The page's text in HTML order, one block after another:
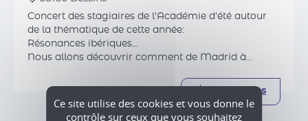
Concert des stagiaires de l'Académie d'été autour
de la thématique de cette année:
Résonances ibériques...
Nous allons découvrir comment de Madrid à
le cœur de l'Europe.
Plus d'infos
Ce site utilise des cookies et vous donne le
contrôle sur ceux que vous souhaitez